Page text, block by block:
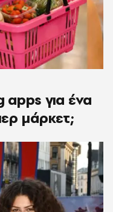
για ένα
μάρκετ;